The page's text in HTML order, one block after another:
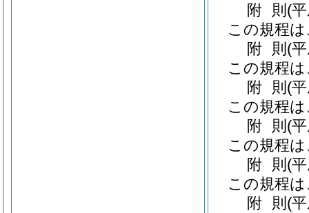
附 則 (
この規程
附 則 (
この規程
附 則 (
この規程
附 則 (
この規程
附 則 (
この規程
附 則 (